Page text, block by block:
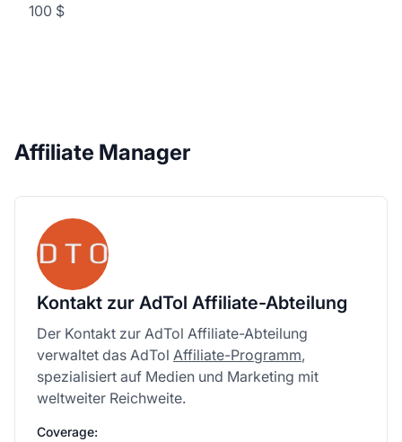
100 $
Affiliate Manager
Kontakt zur AdTol Affiliate-Abteilung
Der Kontakt zur AdTol Affiliate-Abteilung
verwaltet das AdTol Affiliate-Programm,
spezialisiert auf Medien und Marketing mit
weltweiter Reichweite.
Coverage: